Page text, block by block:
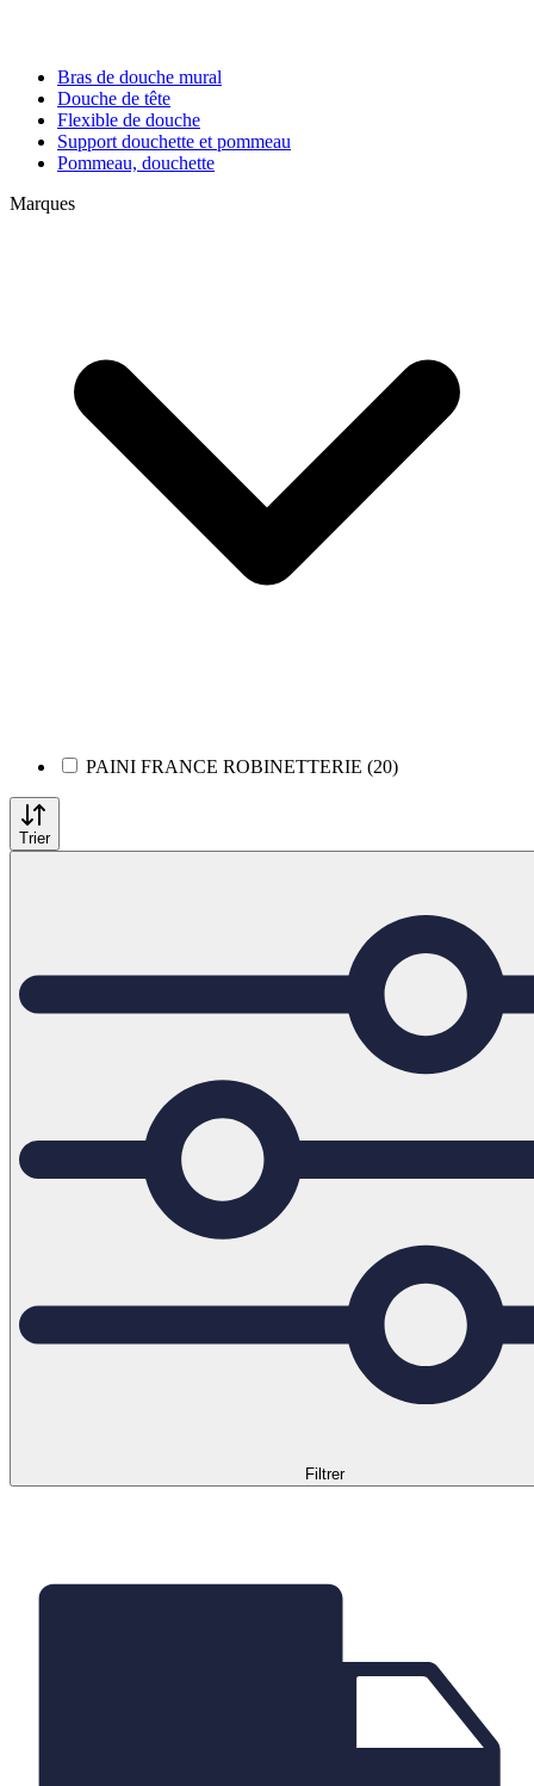
Bras de douche mural
Douche de tête
Flexible de douche
Support douchette et pommeau
Pommeau, douchette
Marques
PAINI FRANCE ROBINETTERIE (20)
Trier
Filtrer